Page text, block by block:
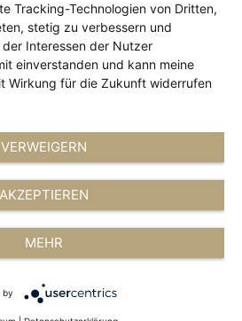
Tracking-Technologien von Dritten,
stetig zu verbessern und
Interessen der Nutzer
einverstanden und kann meine
Wirkung für die Zukunft widerrufen
VERWEIGERN
AKZEPTIEREN
MEHR
by